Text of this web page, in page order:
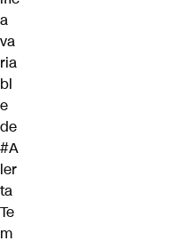
a
va
ria
bl
e
de
#A
ler
ta
Te
m